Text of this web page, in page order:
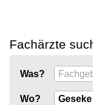
Fachärzte
Was?
Wo?